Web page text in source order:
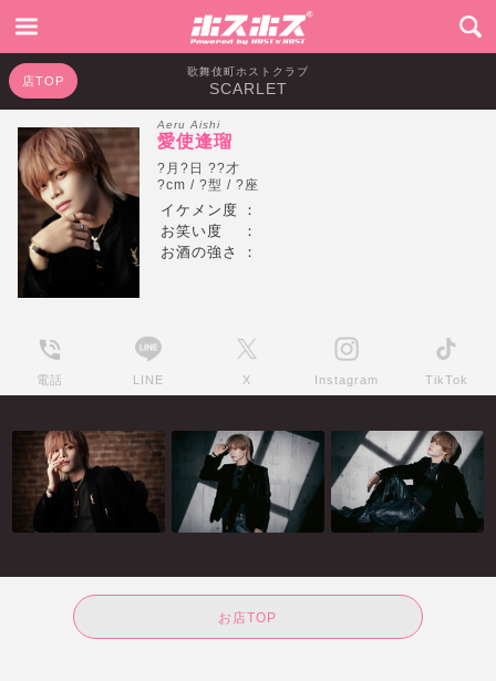
歌舞伎町ホストクラブ
SCARLET
店TOP
Aeru Aishi
愛使逢瑠
?月?日 ??才
?cm / ?型 / ?座
イケメン度
：
お笑い度
：
お酒の強さ
：
電話 LINE X Instagram TikTok
お店TOP